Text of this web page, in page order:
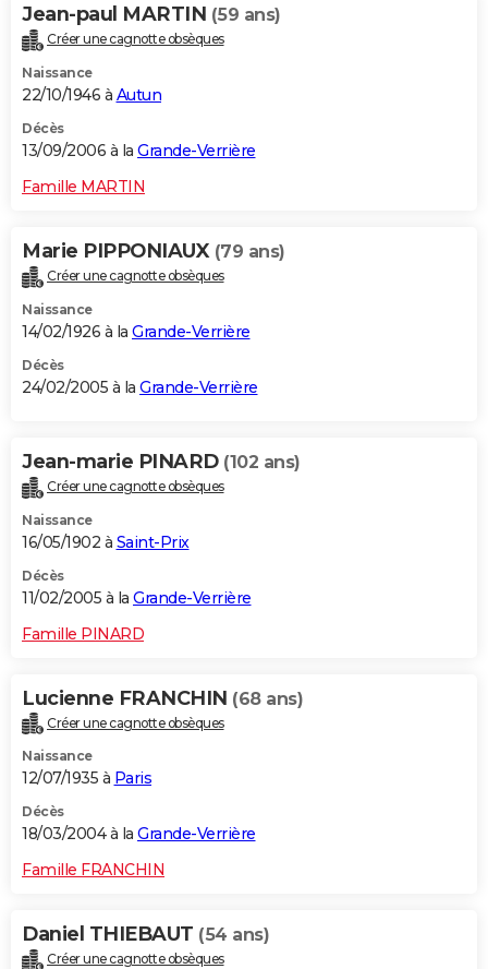
Jean-paul MARTIN (59 ans)
Créer une cagnotte obsèques
Naissance
22/10/1946 à Autun
Décès
13/09/2006 à la Grande-Verrière
Famille MARTIN
Marie PIPPONIAUX (79 ans)
Créer une cagnotte obsèques
Naissance
14/02/1926 à la Grande-Verrière
Décès
24/02/2005 à la Grande-Verrière
Jean-marie PINARD (102 ans)
Créer une cagnotte obsèques
Naissance
16/05/1902 à Saint-Prix
Décès
11/02/2005 à la Grande-Verrière
Famille PINARD
Lucienne FRANCHIN (68 ans)
Créer une cagnotte obsèques
Naissance
12/07/1935 à Paris
Décès
18/03/2004 à la Grande-Verrière
Famille FRANCHIN
Daniel THIEBAUT (54 ans)
Créer une cagnotte obsèques